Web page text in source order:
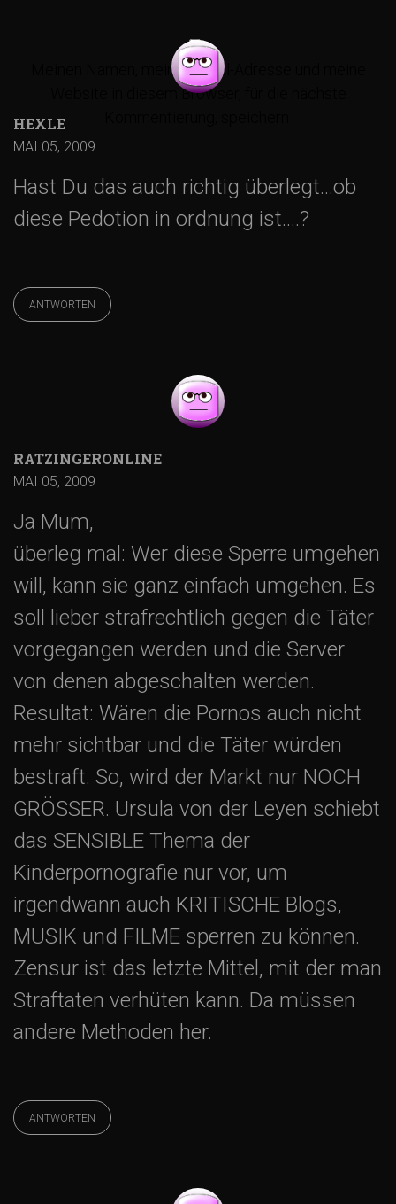
g
s
N
g
a
t
i
o
n
Meinen Namen, meine E-Mail-Adresse und meine
Website in diesem Browser, für die nächste
HEXLE
MAI 05, 2009
Hast Du das auch richtig überlegt…ob
diese Pedotion in ordnung ist….?
ANTWORTEN
RATZINGERONLINE
MAI 05, 2009
Ja Mum,
überleg mal: Wer diese Sperre umgehen
will, kann sie ganz einfach umgehen. Es
soll lieber strafrechtlich gegen die Täter
vorgegangen werden und die Server
von denen abgeschalten werden.
Resultat: Wären die Pornos auch nicht
mehr sichtbar und die Täter würden
bestraft. So, wird der Markt nur NOCH
GRÖSSER. Ursula von der Leyen schiebt
das SENSIBLE Thema der
Kinderpornografie nur vor, um
irgendwann auch KRITISCHE Blogs,
MUSIK und FILME sperren zu können.
Zensur ist das letzte Mittel, mit der man
Straftaten verhüten kann. Da müssen
andere Methoden her.
ANTWORTEN